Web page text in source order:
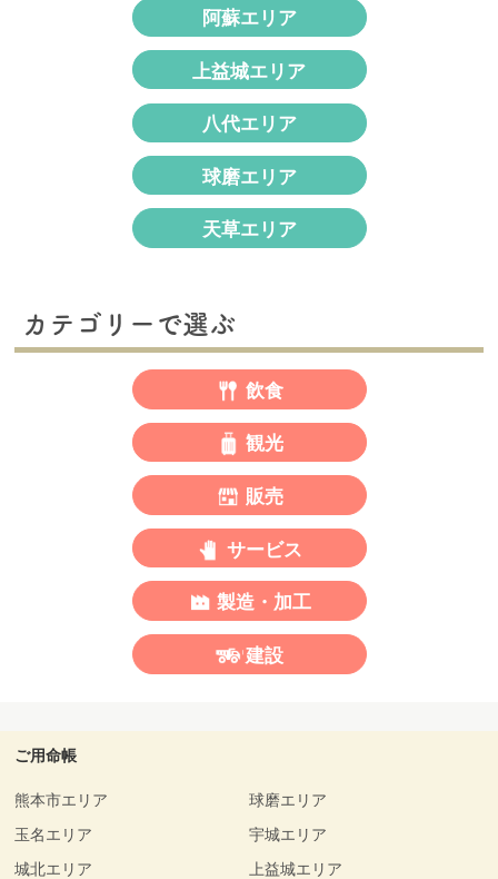
阿蘇エリア
上益城エリア
八代エリア
球磨エリア
天草エリア
カテゴリーで選ぶ
飲食
観光
販売
サービス
製造・加工
建設
ご用命帳
熊本市エリア
玉名エリア
城北エリア
球磨エリア
宇城エリア
上益城エリア